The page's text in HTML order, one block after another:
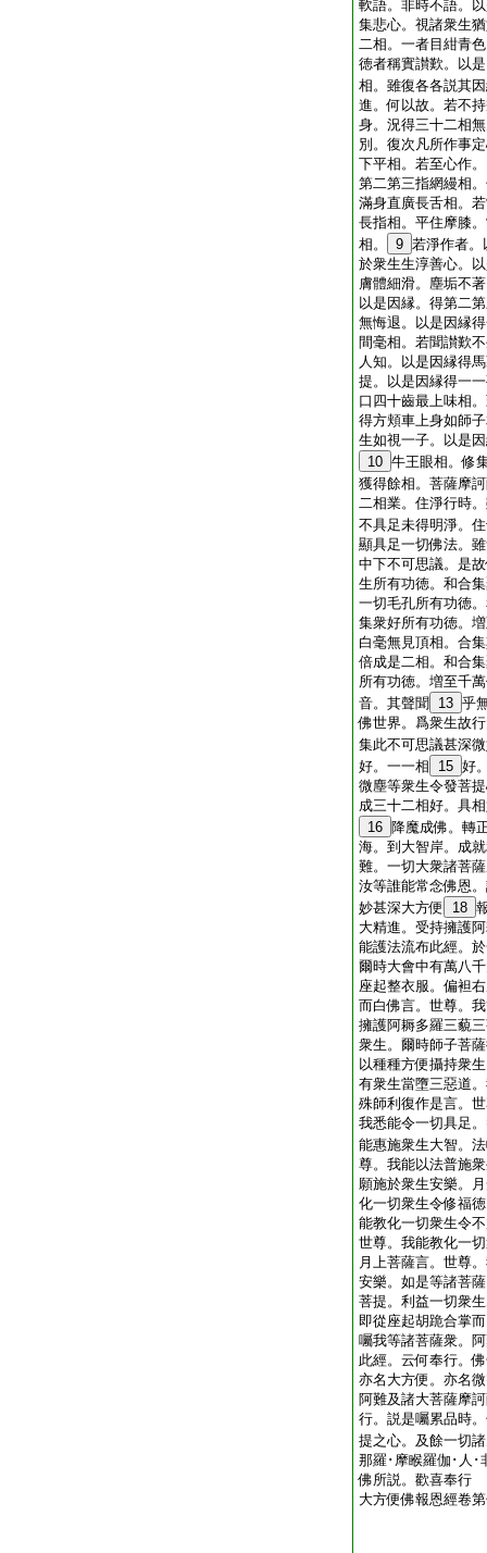
軟語。非時不語。
集悲心。視諸衆生
二相。一者目紺青
徳者稱實讃歎。以
相。雖復各各説其
進。何以故。若不
身。況得三十二相
別。復次凡所作事
下平相。若至心作
第二第三指網縵相
滿身直廣長舌相。
長指相。平住摩膝
相。
9 若淨作者。
於衆生生淳善心。
膚體細滑。塵垢不
以是因縁。得第二
無悔退。以是因縁
間毫相。若聞讃歎
人知。以是因縁得
提。以是因縁得一
口四十齒最上味相
得方頬車上身如師
生如視一子。以是
10 牛王眼相。修
獲得餘相。菩薩摩
二相業。住淨行時
不具足未得明淨。
顯具足一切佛法。
中下不可思議。是
生所有功徳。和合
一切毛孔所有功徳
集衆好所有功徳。
白毫無見頂相。合
倍成是二相。和合
所有功徳。増至千
音。其聲聞
13 乎
佛世界。爲衆生故
集此不可思議甚深
好。一一相
15 好
微塵等衆生令發菩
成三十二相好。具
16 降魔成佛。轉
海。到大智岸。成
難。一切大衆諸菩
汝等誰能常念佛恩
妙甚深大方便
18
大精進。受持擁護
能護法流布此經。
爾時大會中有萬八
座起整衣服。偏袒
而白佛言。世尊。
擁護阿耨多羅三藐
衆生。爾時師子菩
以種種方便攝持衆
有衆生當墮三惡道
殊師利復作是言。
我悉能令一切具足
能惠施衆生大智。
尊。我能以法普施
願施於衆生安樂。
化一切衆生令修福
能教化一切衆生令
世尊。我能教化一
月上菩薩言。世尊
安樂。如是等諸菩
菩提。利益一切衆
即從座起胡跪合掌
囑我等諸菩薩衆。
此經。云何奉行。
亦名大方便。亦名
阿難及諸大菩薩摩
行。説是囑累品時
提之心。及餘一切
那羅･摩睺羅伽･人･
佛所説。歡喜奉行
大方便佛報恩經卷